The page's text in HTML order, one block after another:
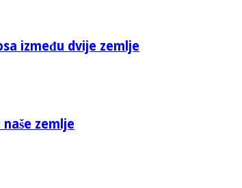
između dvije zemlje
zemlje